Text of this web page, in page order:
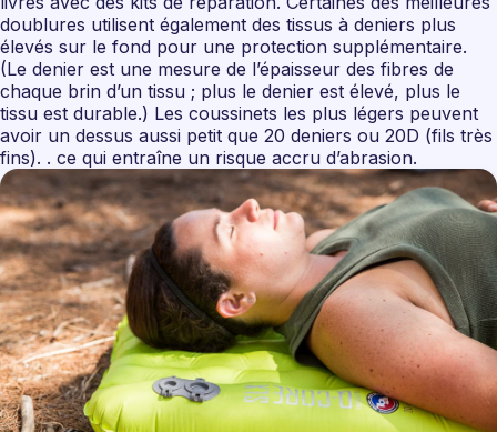
doublures utilisent également des tissus à deniers plus
élevés sur le fond pour une protection supplémentaire.
(Le denier est une mesure de l’épaisseur des fibres de
chaque brin d’un tissu ; plus le denier est élevé, plus le
tissu est durable.) Les coussinets les plus légers peuvent
avoir un dessus aussi petit que 20 deniers ou 20D (fils très
fins). . ce qui entraîne un risque accru d’abrasion.